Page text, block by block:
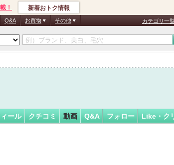
！ 新着おトク情報
Q&A お買物 その他 カテゴリ一
さん
ール クチコミ 動画 Q&A フォロー Like・ク